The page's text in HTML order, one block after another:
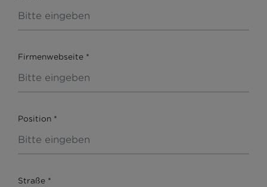
Firmenwebseite *
Position *
Straße *